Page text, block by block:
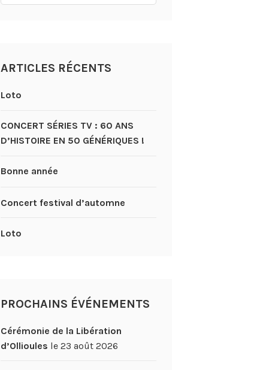
ARTICLES RÉCENTS
Loto
CONCERT SÉRIES TV : 60 ANS
D’HISTOIRE EN 50 GÉNÉRIQUES !
Bonne année
Concert festival d’automne
Loto
PROCHAINS ÉVÉNEMENTS
Cérémonie de la Libération
d’Ollioules le 23 août 2026